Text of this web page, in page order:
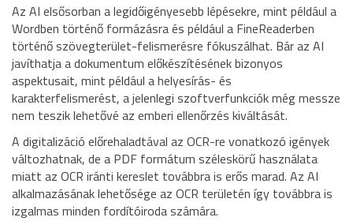
Az AI elsősorban a legidőigényesebb lépésekre, mint például a
Wordben történő formázásra és például a FineReaderben
történő szövegterület-felismerésre fókuszálhat. Bár az AI
javíthatja a dokumentum előkészítésének bizonyos
aspektusait, mint például a helyesírás- és
karakterfelismerést, a jelenlegi szoftverfunkciók még messze
nem teszik lehetővé az emberi ellenőrzés kiváltását.
A digitalizáció előrehaladtával az OCR-re vonatkozó igények
változhatnak, de a PDF formátum széleskörű használata
miatt az OCR iránti kereslet továbbra is erős marad. Az AI
alkalmazásának lehetősége az OCR területén így továbbra is
izgalmas minden fordítóiroda számára.